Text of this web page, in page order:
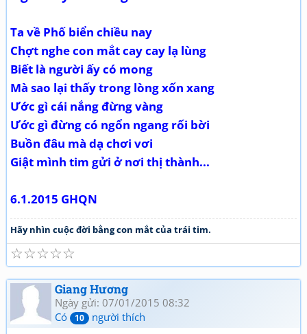
Ta về Phố biển chiều nay
Chợt nghe con mắt cay cay lạ lùng
Biết là người ấy có mong
Mà sao lại thấy trong lòng xốn xang
Ước gì cái nắng đừng vàng
Ước gì đừng có ngổn ngang rối bời
Buồn đâu mà dạ chơi vơi
Giật mình tim gửi ở nơi thị thành...
6.1.2015 GHQN
Hãy nhìn cuộc đời bằng con mắt của trái tim.
☆
☆
☆
☆
☆
Giang Hương
Ngày gửi: 07/01/2015 08:32
Có
10 người thích